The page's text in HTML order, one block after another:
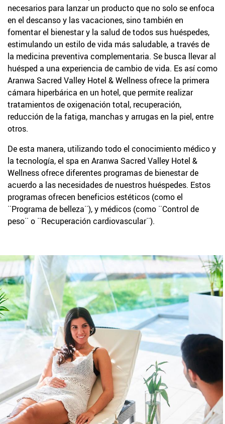
necesarios para lanzar un producto que no solo se enfoca
en el descanso y las vacaciones, sino también en
fomentar el bienestar y la salud de todos sus huéspedes,
estimulando un estilo de vida más saludable, a través de
la medicina preventiva complementaria. Se busca llevar al
huésped a una experiencia de cambio de vida. Es así como
Aranwa Sacred Valley Hotel & Wellness ofrece la primera
cámara hiperbárica en un hotel, que permite realizar
tratamientos de oxigenación total, recuperación,
reducción de la fatiga, manchas y arrugas en la piel, entre
otros.
De esta manera, utilizando todo el conocimiento médico y
la tecnología, el spa en Aranwa Sacred Valley Hotel &
Wellness ofrece diferentes programas de bienestar de
acuerdo a las necesidades de nuestros huéspedes. Estos
programas ofrecen beneficios estéticos (como el
¨Programa de belleza¨), y médicos (como ¨Control de
peso¨ o ¨Recuperación cardiovascular¨).